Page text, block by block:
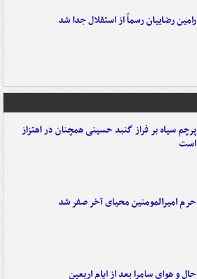
رامین رضاییان رسماً از استقلال جدا شد
پرچم سیاه بر فراز گنبد حسینی همچنان در اهتزاز
است
حرم امیرالمومنین محیای آخر صفر شد
حال و هوای سامرا بعد از ایام اربعین